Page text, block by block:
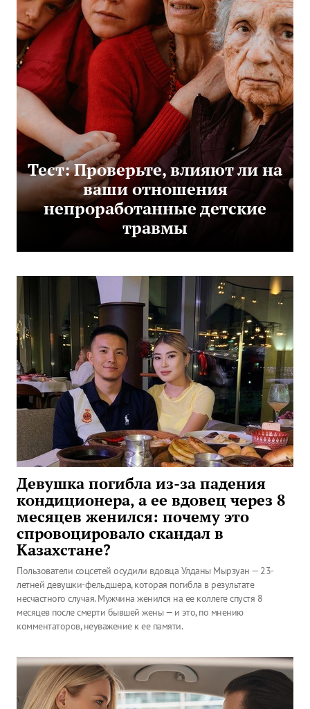
Тест: Проверьте, влияют ли на
ваши отношения
непроработанные детские
травмы
Девушка погибла из-за падения
кондиционера, а ее вдовец через 8
месяцев женился: почему это
спровоцировало скандал в
Казахстане?
Пользователи соцсетей осудили вдовца Улданы Мырзуан — 23-
летней девушки-фельдшера, которая погибла в результате
несчастного случая. Мужчина женился на ее коллеге спустя 8
месяцев после смерти бывшей жены — и это, по мнению
комментаторов, неуважение к ее памяти.